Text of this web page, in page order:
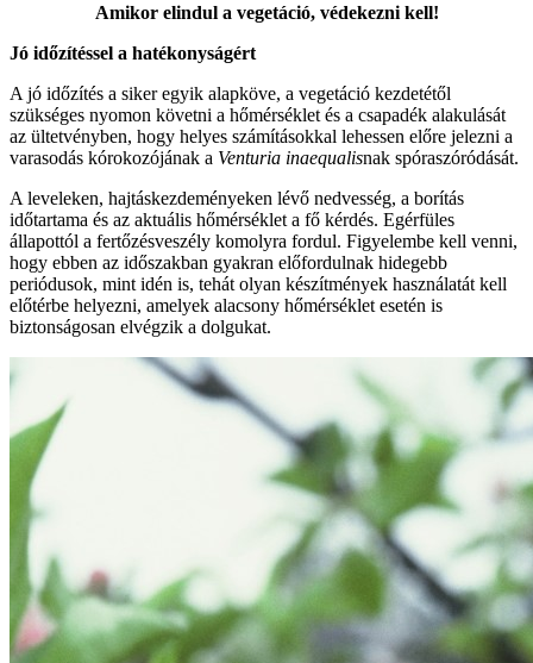
Amikor elindul a vegetáció, védekezni kell!
Jó időzítéssel a hatékonyságért
A jó időzítés a siker egyik alapköve, a vegetáció kezdetétől
szükséges nyomon követni a hőmérséklet és a csapadék alakulását
az ültetvényben, hogy helyes számításokkal lehessen előre jelezni a
varasodás kórokozójának a Venturia inaequalisnak spóraszóródását.
A leveleken, hajtáskezdeményeken lévő nedvesség, a borítás
időtartama és az aktuális hőmérséklet a fő kérdés. Egérfüles
állapottól a fertőzésveszély komolyra fordul. Figyelembe kell venni,
hogy ebben az időszakban gyakran előfordulnak hidegebb
periódusok, mint idén is, tehát olyan készítmények használatát kell
előtérbe helyezni, amelyek alacsony hőmérséklet esetén is
biztonságosan elvégzik a dolgukat.